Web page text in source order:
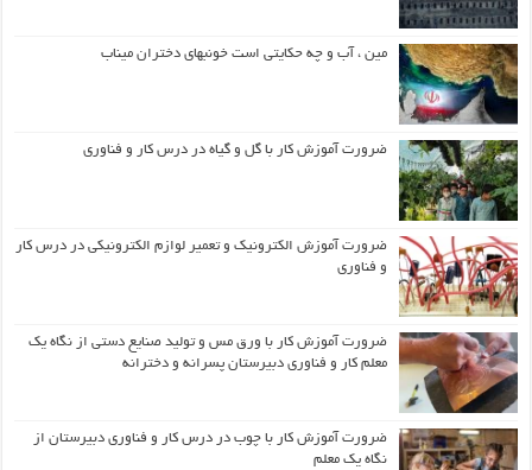
مین ، آب و چه حکایتی است خونبهای دختران میناب
ضرورت آموزش کار با گل و گیاه در درس کار و فناوری
ضرورت آموزش الکترونیک و تعمیر لوازم الکترونیکی در درس کار
و فناوری
ضرورت آموزش کار با ورق مس و تولید صنایع دستی از نگاه یک
معلم کار و فناوری دبیرستان پسرانه و دخترانه
ضرورت آموزش کار با چوب در درس کار و فناوری دبیرستان از
نگاه یک معلم